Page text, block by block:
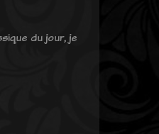
du jour, je